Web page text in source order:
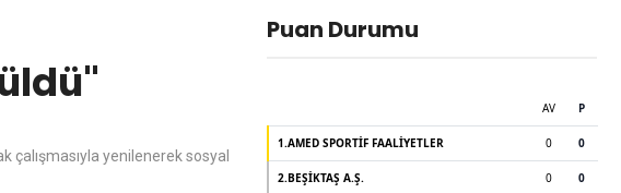
çalışmasıyla yenilenerek sosyal
Puan Durumu